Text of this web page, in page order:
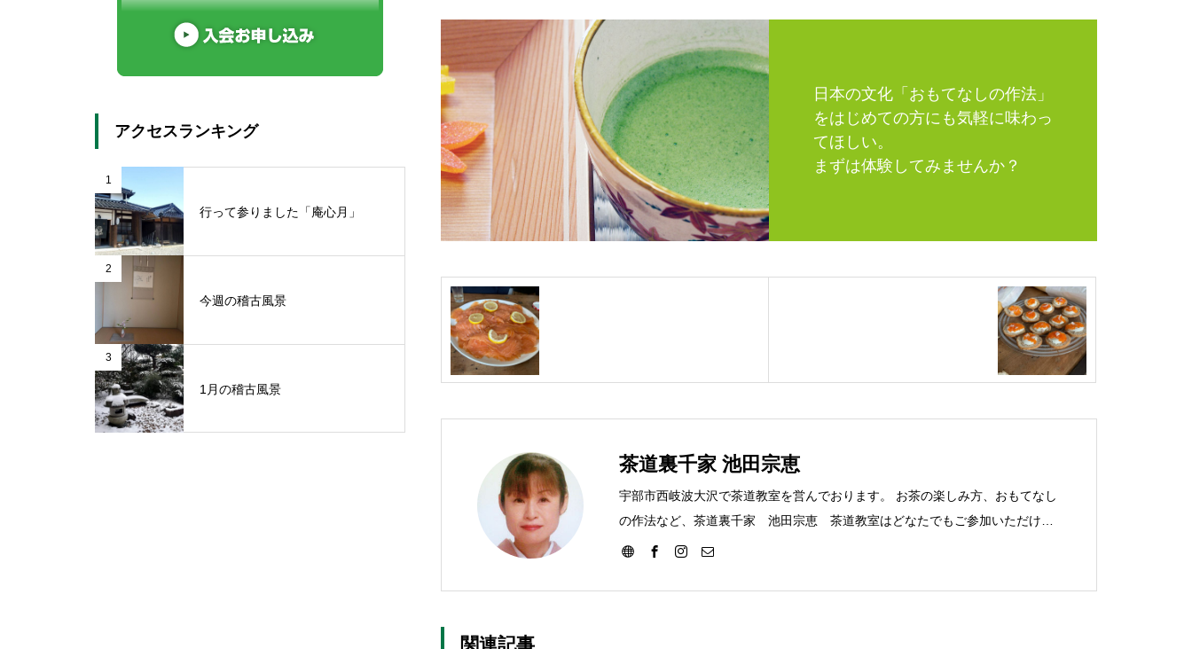
日本の文化「おもてなしの作法」
をはじめての方にも気軽に味わっ
てほしい。
まずは体験してみませんか？
茶道裏千家 池田宗恵
宇部市西岐波大沢で茶道教室を営んでおります。 お茶の楽しみ方、おもてなし
の作法など、茶道裏千家 池田宗恵 茶道教室はどなたでもご参加いただけま
す。
関連記事
アクセスランキング
1
行って参りました「庵心月」
2
今週の稽古風景
3
1月の稽古風景